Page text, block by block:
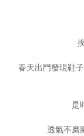
春天出門發現鞋
是
透氣不磨